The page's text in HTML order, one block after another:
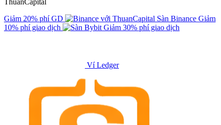
Giảm 20% phí GD
Sàn Binance Giảm
10% phí giao dịch
Giảm 30% phí giao dịch
Ví Ledger